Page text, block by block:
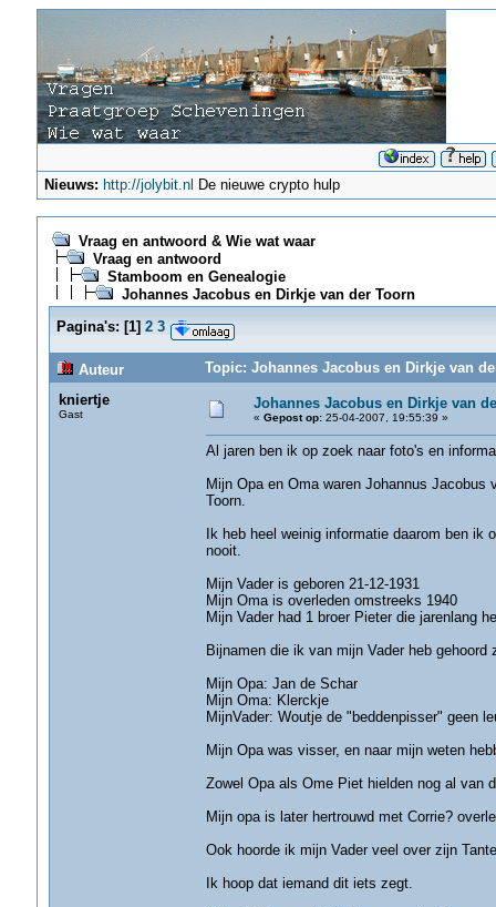
Nieuws: http://jolybit.nl De nieuwe crypto hulp
Vraag en antwoord & Wie wat waar
Vraag en antwoord
Stamboom en Genealogie
Johannes Jacobus en Dirkje van der Toorn
Pagina's: [1] 2 3
Auteur
Topic: Johannes Jacobus en Dirkje van
kniertje
Gast
Johannes Jacobus en Dirkje van
« Gepost op:25-04-2007, 19:55:39 »
Al jaren ben ik op zoek naar foto's en
Mijn Opa en Oma waren Johannus Jacobus
Toorn.
Ik heb heel weinig informatie daarom ben
nooit.
Mijn Vader is geboren 21-12-1931
Mijn Oma is overleden omstreeks 1940
Mijn Vader had 1 broer Pieter die jarenlang
Bijnamen die ik van mijn Vader heb gehoord
Mijn Opa: Jan de Schar
Mijn Oma: Klerckje
MijnVader: Woutje de "beddenpisser" geen
Mijn Opa was visser, en naar mijn weten
Zowel Opa als Ome Piet hielden nog al van
Mijn opa is later hertrouwd met Corrie?
Ook hoorde ik mijn Vader veel over zijn
Ik hoop dat iemand dit iets zegt.